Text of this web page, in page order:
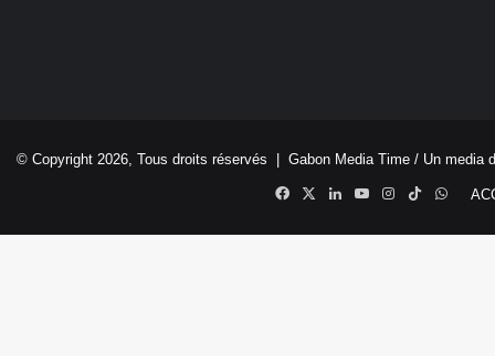
© Copyright 2026, Tous droits réservés | Gabon Media Time / Un media
Facebook
X LinkedinYouTubeInstagram
TikTok